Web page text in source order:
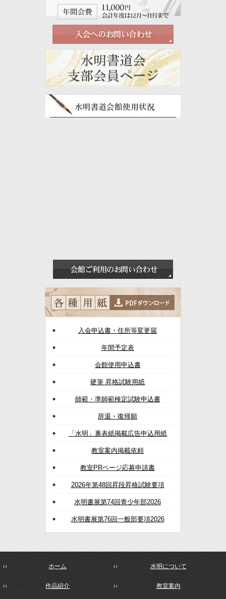
入会申込書・住所等変更届
年間予定表
会館使用申込書
硬筆 昇格試験用紙
師範・準師範検定試験申込書
辞退・復帰願
「水明」裏表紙掲載広告申込用紙
教室案内掲載依頼
教室PRページ応募申請書
2026年第48回昇段昇格試験要項
水明書展第74回青少年部2026
水明書展第76回一般部要項2026
ホーム 水明について
作品紹介 教室案内